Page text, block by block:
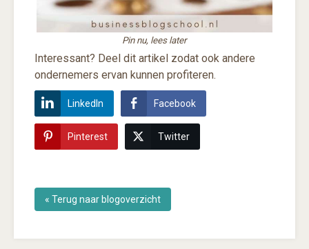
Pin nu, lees later
Interessant? Deel dit artikel zodat ook andere
ondernemers ervan kunnen profiteren.
LinkedIn Facebook
Pinterest Twitter
« Terug naar blogoverzicht